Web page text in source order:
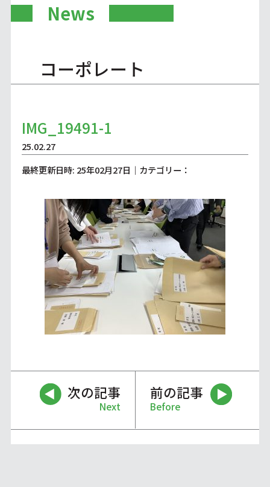
News
コーポレート
IMG_19491-1
25.02.27
最終更新日時: 25年02月27日｜カテゴリー：
次の記事
Next
前の記事
Before